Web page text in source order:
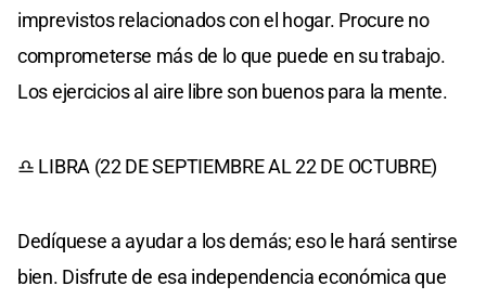
imprevistos relacionados con el hogar. Procure no
comprometerse más de lo que puede en su trabajo.
Los ejercicios al aire libre son buenos para la mente.
♎ LIBRA (22 DE SEPTIEMBRE AL 22 DE OCTUBRE)
Dedíquese a ayudar a los demás; eso le hará sentirse
bien. Disfrute de esa independencia económica que